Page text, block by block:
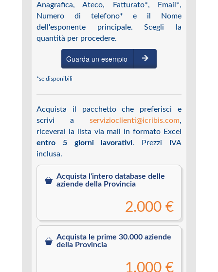
Anagrafica, Ateco, Fatturato*, Email*,
Numero di telefono* e il Nome
dell'esponente principale. Scegli la
quantità per procedere.
Guarda un esempio
*se disponibili
Acquista il pacchetto che preferisci e
scrivi a servizioclienti@icribis.com,
riceverai la lista via mail in formato Excel
entro 5 giorni lavorativi. Prezzi IVA
inclusa.
Acquista l'intero database delle
aziende della Provincia
2.000 €
Acquista le prime 30.000 aziende
della Provincia
1.000 €